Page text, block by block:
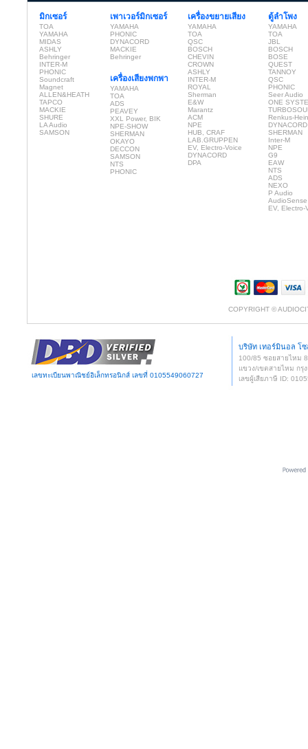
มิกเซอร์
TOA
YAMAHA
MIDAS
ASHLY
Behringer
INTER-M
PHONIC
Soundcraft
Magnet
ALLEN&HEATH
TAPCO
MACKIE
SHURE
LA Audio
SAMSON
เพาเวอร์มิกเซอร์
YAMAHA
PHONIC
DYNACORD
MACKIE
Behringer
เครื่องเสียงพกพา
YAMAHA
TOA
ADS
PEAVEY
XXL Power, BIK
NPE-SHOW
SHERMAN
OKAYO
DECCON
SAMSON
NTS
PHONIC
เครื่องขยายเสียง
YAMAHA
TOA
QSC
BOSCH
CHEVIN
CROWN
ASHLY
INTER-M
ROYAL
Sherman
E&W
Marantz
ACM
NPE
HUB, CRAF
LAB.GRUPPEN
EV, Electro-Voice
DYNACORD
DPA
ตู้ลำโพง
YAMAHA
TOA
JBL
BOSCH
BOSE
QUEST
TANNOY
QSC
PHONIC
Seer Audio
ONE
Renkus-
DYNACORD
SHERMAN
Inter-M
NPE
G9
EAW
NTS
ADS
NEXO
P Audio
AudioSense
EV, Electro-
COPYRIGHT ©
เลขทะเบียนพาณิชย์อิเล็กทรอนิกส์ เลขที่ 0105549060727
บริษัท เทอร์มินอล โ
100/85 ซอยสายไหม
แขวง/เขตสายไหม กรุ
เลขผู้เสียภาษี ID: